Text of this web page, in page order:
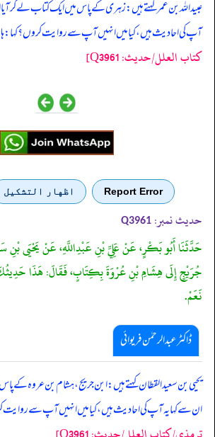
عبیداللہ بن عمر کہتے ہیں: زہری کے پاس میں ایک کتاب لے کر
آپ کی احادیث ہیں، کیا میں انہیں آپ سے روایت کروں؟ کہا:
کتاب العلل/حدیث: Q3961]
Report Error اظهار التشكيل
حدیث نمبر: Q3961
حَدَّثَنَا أَبُو بَكْرٍ، عَنْ عَلِيِّ بْنِ عَبْدِاللَّهِ، عَنْ يَحْيَى بْنِ
جُرَيْجٍ إِلَى هِشَامِ بْنِ عُرْوَةَ بِكِتَابٍ، فَقَالَ: هَذَا
نَعَمْ.
ڈاکٹر عبدالرحمٰن فریوائی
یحیی بن سعید القطان کہتے ہیں: ابن جریج، ہشام بن عروہ کے
ان سے کہا یہ آپ کی احادیث ہیں، کیا میں انہیں آپ سے